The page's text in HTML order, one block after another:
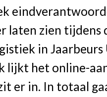
laten zien tijdens
in
lijkt het online-
er in. In totaal